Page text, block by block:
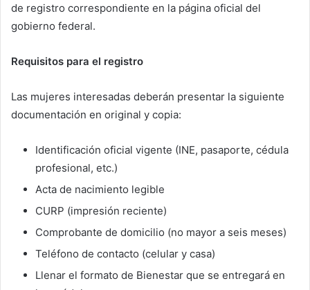
de registro correspondiente en la página oficial del
gobierno federal.
Requisitos para el registro
Las mujeres interesadas deberán presentar la siguiente
documentación en original y copia:
Identificación oficial vigente (INE, pasaporte, cédula
profesional, etc.)
Acta de nacimiento legible
CURP (impresión reciente)
Comprobante de domicilio (no mayor a seis meses)
Teléfono de contacto (celular y casa)
Llenar el formato de Bienestar que se entregará en